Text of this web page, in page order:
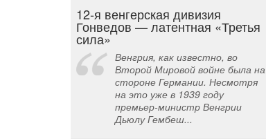
12-я венгерская дивизия
Гонведов — латентная «Третья
сила»
Венгрия, как известно, во
Второй Мировой войне была на
стороне Германии. Несмотря
на это уже в 1939 году
премьер-министр Венгрии
Дьюлу Гембеш...